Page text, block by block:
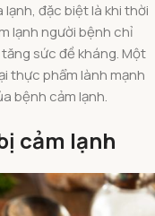
đặc biệt là khi thời
lạnh người bệnh chỉ
sức đề kháng. Một
thực phẩm lành mạnh
bệnh cảm lạnh.
cảm lạnh